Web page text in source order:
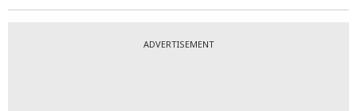
ADVERTISEMENT